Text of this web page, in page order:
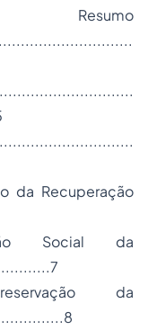
da Recuperação
Social da
da